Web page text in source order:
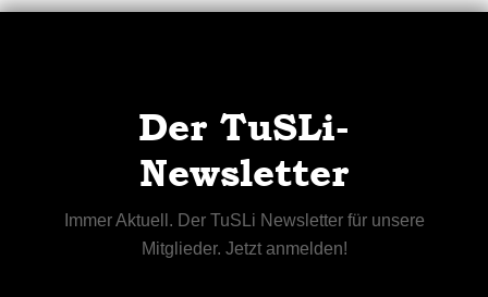
Der TuSLi-
Newsletter
Immer Aktuell. Der TuSLi Newsletter für unsere
Mitglieder. Jetzt anmelden!